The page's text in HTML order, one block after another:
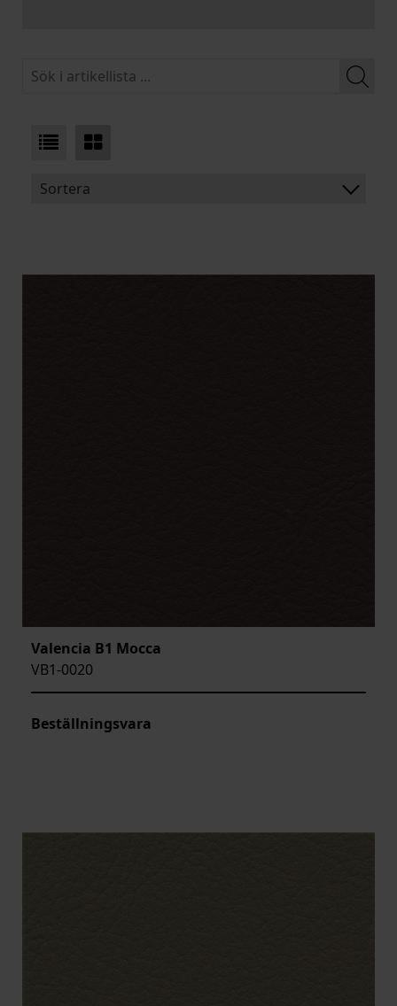
Sortera
Valencia B1 Mocca
VB1-0020
Beställningsvara